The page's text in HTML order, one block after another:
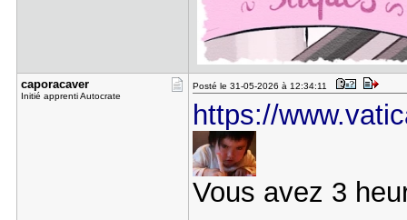
caporacave​r
Initié apprenti Autocrate
Posté le 31-05-2026 à 12:34:11
https://
Vous avez 3